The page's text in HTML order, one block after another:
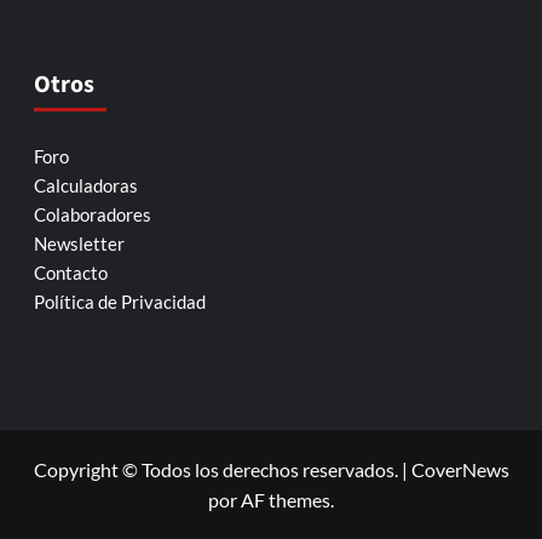
Otros
Foro
Calculadoras
Colaboradores
Newsletter
Contacto
Política de Privacidad
Copyright © Todos los derechos reservados. | CoverNews
por AF themes.